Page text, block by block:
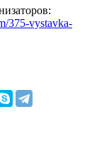
375-vystavka-